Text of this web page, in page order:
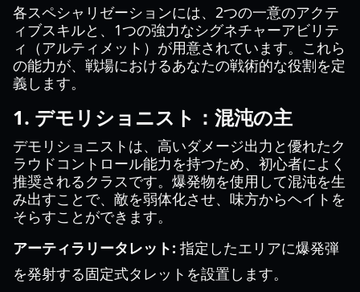
各スペシャリゼーションには、2つの一意のアクテ
ィブスキルと、1つの強力なシグネチャーアビリテ
ィ（アルティメット）が用意されています。これら
の能力が、戦場におけるあなたの戦術的な役割を定
義します。
1. デモリショニスト：混沌の主
デモリショニストは、高いダメージ出力と優れたク
ラウドコントロール能力を持つため、初心者によく
推奨されるクラスです。爆発物を使用して混沌を生
み出すことで、敵を弱体化させ、味方からヘイトを
そらすことができます。
アーティラリータレット: 指定したエリアに爆発弾
を発射する固定式タレットを設置します。